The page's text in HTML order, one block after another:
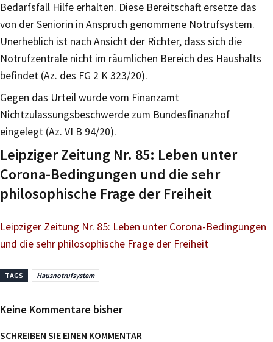
Bedarfsfall Hilfe erhalten. Diese Bereitschaft ersetze das
von der Seniorin in Anspruch genommene Notrufsystem.
Unerheblich ist nach Ansicht der Richter, dass sich die
Notrufzentrale nicht im räumlichen Bereich des Haushalts
befindet (Az. des FG 2 K 323/20).
Gegen das Urteil wurde vom Finanzamt
Nichtzulassungsbeschwerde zum Bundesfinanzhof
eingelegt (Az. VI B 94/20).
Leipziger Zeitung Nr. 85: Leben unter
Corona-Bedingungen und die sehr
philosophische Frage der Freiheit
Leipziger Zeitung Nr. 85: Leben unter Corona-Bedingungen
und die sehr philosophische Frage der Freiheit
TAGS Hausnotrufsystem
Keine Kommentare bisher
SCHREIBEN SIE EINEN KOMMENTAR